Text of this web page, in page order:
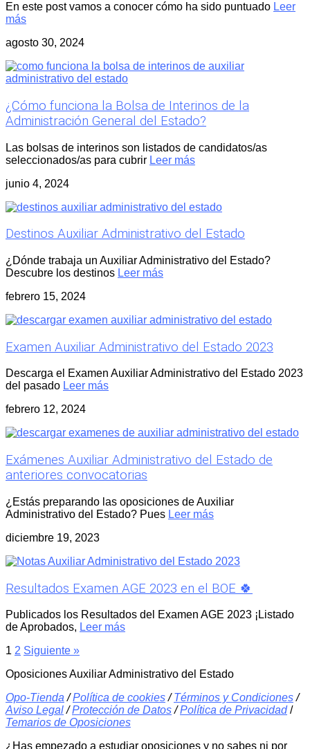
En este post vamos a conocer cómo ha sido puntuado Leer
más
agosto 30, 2024
¿Cómo funciona la Bolsa de Interinos de la
Administración General del Estado?
Las bolsas de interinos son listados de candidatos/as
seleccionados/as para cubrir Leer más
junio 4, 2024
Destinos Auxiliar Administrativo del Estado
¿Dónde trabaja un Auxiliar Administrativo del Estado?
Descubre los destinos Leer más
febrero 15, 2024
Examen Auxiliar Administrativo del Estado 2023
Descarga el Examen Auxiliar Administrativo del Estado 2023
del pasado Leer más
febrero 12, 2024
Exámenes Auxiliar Administrativo del Estado de
anteriores convocatorias
¿Estás preparando las oposiciones de Auxiliar
Administrativo del Estado? Pues Leer más
diciembre 19, 2023
Resultados Examen AGE 2023 en el BOE 🍀
Publicados los Resultados del Examen AGE 2023 ¡Listado
de Aprobados, Leer más
1 2 Siguiente »
Oposiciones Auxiliar Administrativo del Estado
Opo-Tienda /Política de cookies/Términos y Condiciones/
Aviso Legal/Protección de Datos/Política de Privacidad /
Temarios de Oposiciones
¿Has empezado a estudiar oposiciones y no sabes ni por